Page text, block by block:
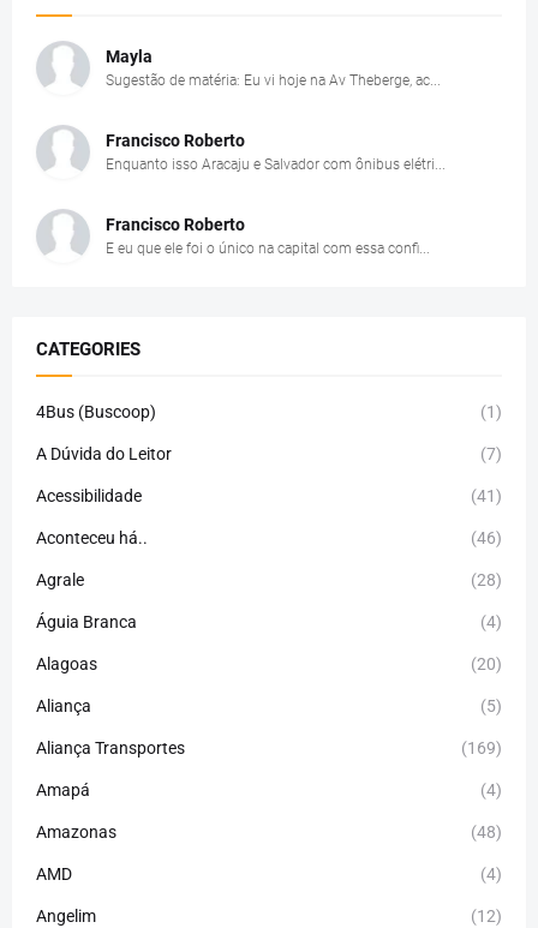
Mayla
Sugestão de matéria: Eu vi hoje na Av Theberge, ac...
Francisco Roberto
Enquanto isso Aracaju e Salvador com ônibus elétri...
Francisco Roberto
E eu que ele foi o único na capital com essa confi...
CATEGORIES
4Bus (Buscoop) (1)
A Dúvida do Leitor (7)
Acessibilidade (41)
Aconteceu há.. (46)
Agrale (28)
Águia Branca (4)
Alagoas (20)
Aliança (5)
Aliança Transportes (169)
Amapá (4)
Amazonas (48)
AMD (4)
Angelim (12)